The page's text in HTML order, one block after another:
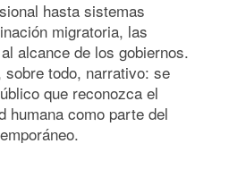
hasta sistemas
migratoria, las
alcance de los gobiernos.
todo, narrativo: se
que reconozca el
humana como parte del